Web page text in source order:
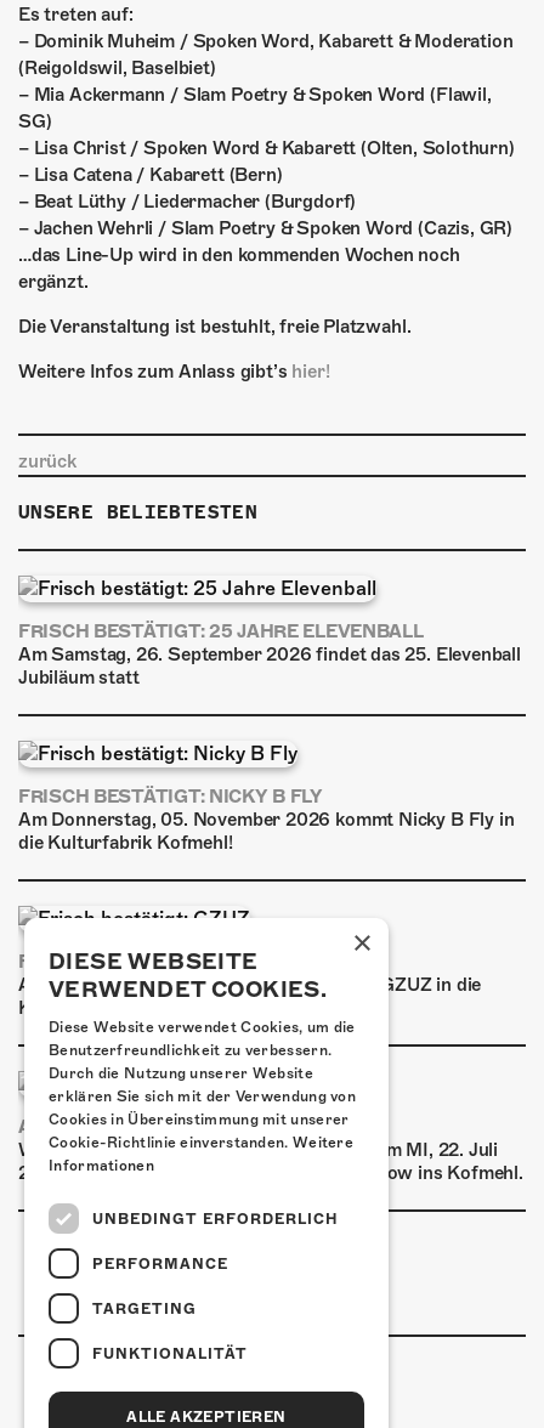
Es treten auf:
– Dominik Muheim / Spoken Word, Kabarett & Moderation
(Reigoldswil, Baselbiet)
– Mia Ackermann / Slam Poetry & Spoken Word (Flawil,
SG)
– Lisa Christ / Spoken Word & Kabarett (Olten, Solothurn)
– Lisa Catena / Kabarett (Bern)
– Beat Lüthy / Liedermacher (Burgdorf)
– Jachen Wehrli / Slam Poetry & Spoken Word (Cazis, GR)
…das Line-Up wird in den kommenden Wochen noch
ergänzt.
Die Veranstaltung ist bestuhlt, freie Platzwahl.
Weitere Infos zum Anlass gibt’s hier!
zurück
UNSERE BELIEBTESTEN
FRISCH BESTÄTIGT: 25 JAHRE ELEVENBALL
Am Samstag, 26. September 2026 findet das 25. Elevenball
Jubiläum statt
FRISCH BESTÄTIGT: NICKY B FLY
Am Donnerstag, 05. November 2026 kommt Nicky B Fly in
die Kulturfabrik Kofmehl!
FRISCH BESTÄTIGT: GZUZ
Am Donnerstag, 29. Oktober 2026 kommt GZUZ in die
Kulturfabrik Kofmehl!
AIRBOURNE - SPECIAL SUMMER SHOW
Wow, das ist ein Ding! Airbourne kommen am MI, 22. Juli
2026 für eine exklusive Special Summer Show ins Kofmehl.
×
DIESE WEBSEITE
VERWENDET COOKIES.
Diese Website verwendet Cookies, um die
Benutzerfreundlichkeit zu verbessern.
Durch die Nutzung unserer Website
erklären Sie sich mit der Verwendung von
Cookies in Übereinstimmung mit unserer
Cookie-Richtlinie einverstanden. Weitere
Informationen
UNBEDINGT ERFORDERLICH
PERFORMANCE
TARGETING
FUNKTIONALITÄT
ALLE AKZEPTIEREN